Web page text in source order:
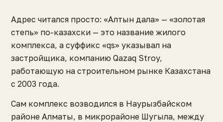
Адрес читался просто: «Алтын дала» — «золотая
степь» по-казахски — это название жилого
комплекса, а суффикс «qs» указывал на
застройщика, компанию Qazaq Stroy,
работающую на строительном рынке Казахстана
с 2003 года.
Сам комплекс возводился в Наурызбайском
районе Алматы, в микрорайоне Шугыла, между